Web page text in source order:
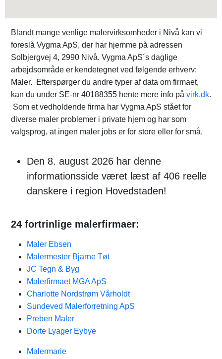
Blandt mange venlige malervirksomheder i Nivå kan vi
foreslå Vygma ApS, der har hjemme på adressen
Solbjergvej 4, 2990 Nivå. Vygma ApS´s daglige
arbejdsområde er kendetegnet ved følgende erhverv:
Maler. Efterspørger du andre typer af data om firmaet,
kan du under SE-nr 40188355 hente mere info på virk.dk.
Som et vedholdende firma har Vygma ApS stået for
diverse maler problemer i private hjem og har som
valgsprog, at ingen maler jobs er for store eller for små.
Den 8. august 2026 har denne
informationsside været læst af 406 reelle
danskere i region Hovedstaden!
24 fortrinlige malerfirmaer:
Maler Ebsen
Malermester Bjarne Tøt
JC Tegn & Byg
Malerfirmaet MGA ApS
Charlotte Nordstrøm Vårholdt
Sundeved Malerforretning ApS
Preben Maler
Dorte Lyager Eybye
Malermarie